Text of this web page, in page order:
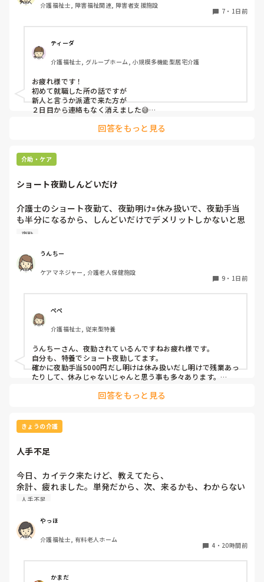
介護福祉士, 障害福祉関連, 障害者支援施設
7 ・ 1日前
ティーダ
介護福祉士, グループホーム, 小規模多機能型居宅介護
お疲れ様です！
初めて就職した所の話ですが
新人と言うか派遣で来た方が
２日目から連絡もなく消えました😅
1日で辞めた派遣さんは
正しいと思いました🤭
まぁ、理由も言わずに来なかったのは
回答をもっと見る
介助・ケア
ショート夜勤しんどいだけ
介護士のショート夜勤て、夜勤明け🟰休み扱いで、夜勤手当
も半分になるから、しんどいだけでデメリットしかないと思
うんですが？
したがら今だにしてる施設とかあるし、中には従来型でして
るとこもありました。
介護士にとってはデメリットしか無いが、経営者からは夜勤
今は特養以外、このショート夜勤はしてない印象ですが。。
夜勤
うんちー
ケアマネジャー, 介護老人保健施設
9 ・ 1日前
ぺぺ
介護福祉士, 従来型特養
うんちーさん、夜勤されているんですねお疲れ様です。
自分も、特養でショート夜勤してます。
確かに夜勤手当5000円だし明けは休み扱いだし明けで残業あっ
たりして、休みじゃないじゃんと思う事も多々あります。
あります。２２時から7時までが夜勤です。ロング夜勤だと、
間近くかけて通勤しているため子供が学校から帰る前に家を出
て学校行ったあと帰るようになってしまい色々不都合が出てし
もう何年かしたら、気にならなくなるのだと思うのですが、も
回答をもっと見る
きょうの介護
人手不足
今日、カイテク来たけど、教えてたら、
余計、疲れました。単発だから、次、来るかも、わからない
し、仕事が、増えた感じです。
人手不足
やっほ
介護福祉士, 有料老人ホーム
4 ・ 20時間前
かまだ